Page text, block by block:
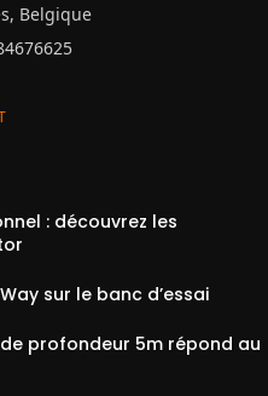
Belgique
: découvrez les
sur le banc d’essai
profondeur 5m répond au